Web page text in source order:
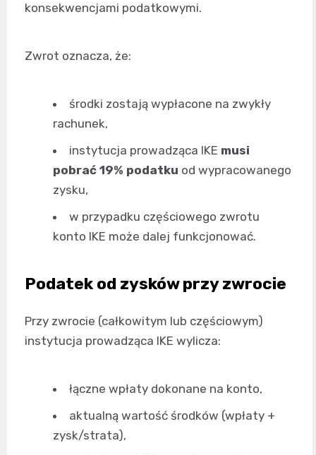
konsekwencjami podatkowymi.
Zwrot oznacza, że:
środki zostają wypłacone na zwykły
rachunek,
instytucja prowadząca IKE musi
pobrać 19% podatku od wypracowanego
zysku,
w przypadku częściowego zwrotu
konto IKE może dalej funkcjonować.
Podatek od zysków przy zwrocie
Przy zwrocie (całkowitym lub częściowym)
instytucja prowadząca IKE wylicza:
łączne wpłaty dokonane na konto,
aktualną wartość środków (wpłaty +
zysk/strata),